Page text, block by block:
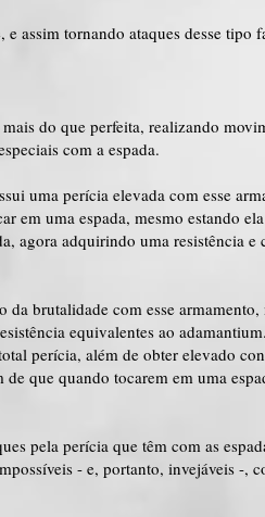
assim tornando ataques desse tipo
do que perfeita, realizando
com a espada.
uma perícia elevada com esse
em uma espada, mesmo estando
agora adquirindo uma resistência e
brutalidade com esse armamento,
equivalentes ao adamantium.
perícia, além de obter elevado
que quando tocarem em uma
pela perícia que têm com as
- e, portanto, invejáveis -,